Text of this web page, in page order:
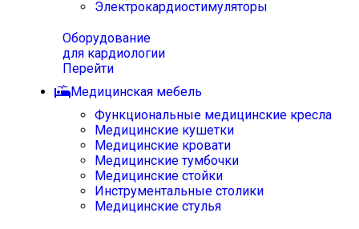
Электрокардиостимуляторы
Оборудование
для кардиологии
Перейти
Медицинская мебель
Функциональные медицинские кресла
Медицинские кушетки
Медицинские кровати
Медицинские тумбочки
Медицинские стойки
Инструментальные столики
Медицинские стулья